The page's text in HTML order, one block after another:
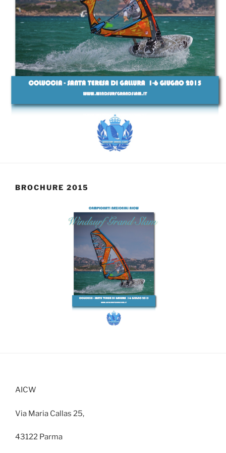
BROCHURE 2015
AICW
Via Maria Callas 25,
43122 Parma